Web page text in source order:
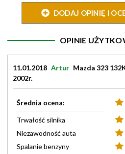
DODAJ OPINIĘ I
OPINIE
11.01.2018 Artur Mazda 323
2002r.
Średnia ocena:
Trwałość silnika
Niezawodność auta
Spalanie benzyny